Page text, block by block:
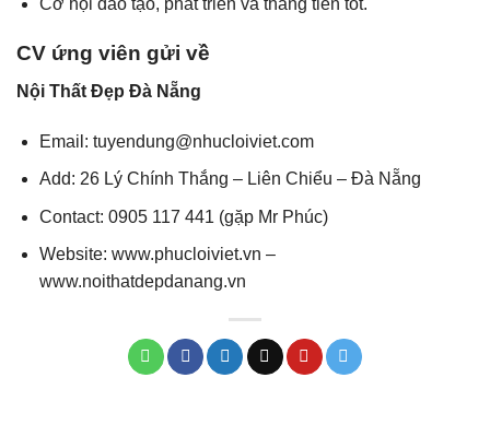
Cơ hội đào tạo, phát triển và thăng tiến tốt.
CV ứng viên gửi về
Nội Thất Đẹp Đà Nẵng
Email: tuyendung@nhucloiviet.com
Add: 26 Lý Chính Thắng – Liên Chiểu – Đà Nẵng
Contact: 0905 117 441 (gặp Mr Phúc)
Website: www.phucloiviet.vn –
www.noithatdepdanang.vn